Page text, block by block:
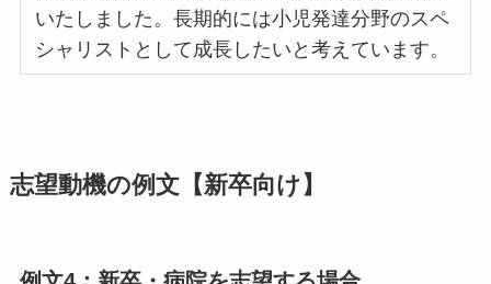
いたしました。長期的には小児発達分野のスペ
シャリストとして成長したいと考えています。
志望動機の例文【新卒向け】